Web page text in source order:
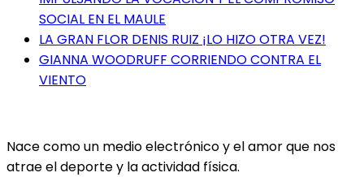
SOCIAL EN EL MAULE
LA GRAN FLOR DENIS RUIZ ¡LO HIZO OTRA VEZ!
GIANNA WOODRUFF CORRIENDO CONTRA EL
VIENTO
Nace como un medio electrónico y el amor que nos
atrae el deporte y la actividad física.